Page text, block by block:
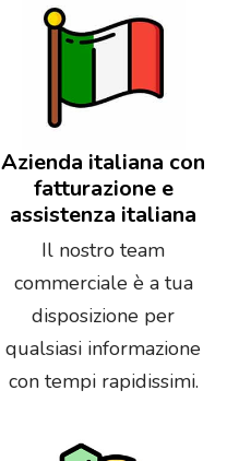
Azienda italiana con
fatturazione e
assistenza italiana
Il nostro team
commerciale è a tua
disposizione per
qualsiasi informazione
con tempi rapidissimi.